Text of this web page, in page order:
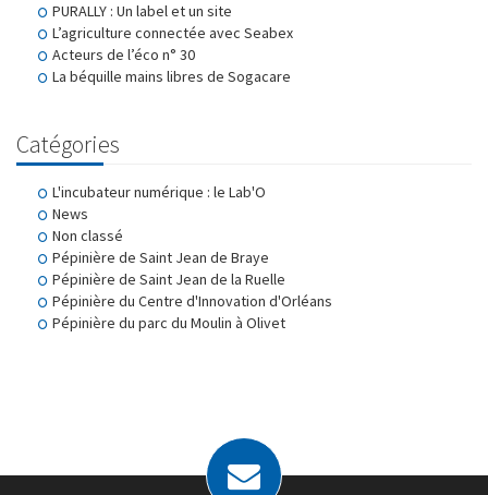
PURALLY : Un label et un site
L’agriculture connectée avec Seabex
Acteurs de l’éco n° 30
La béquille mains libres de Sogacare
Catégories
L'incubateur numérique : le Lab'O
News
Non classé
Pépinière de Saint Jean de Braye
Pépinière de Saint Jean de la Ruelle
Pépinière du Centre d'Innovation d'Orléans
Pépinière du parc du Moulin à Olivet